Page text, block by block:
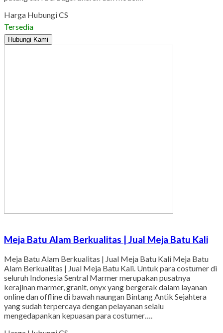
Harga Hubungi CS
Tersedia
Hubungi Kami
Meja Batu Alam Berkualitas | Jual Meja Batu Kali
Meja Batu Alam Berkualitas | Jual Meja Batu Kali Meja Batu
Alam Berkualitas | Jual Meja Batu Kali. Untuk para costumer di
seluruh Indonesia Sentral Marmer merupakan pusatnya
kerajinan marmer, granit, onyx yang bergerak dalam layanan
online dan offline di bawah naungan Bintang Antik Sejahtera
yang sudah terpercaya dengan pelayanan selalu
mengedapankan kepuasan para costumer….